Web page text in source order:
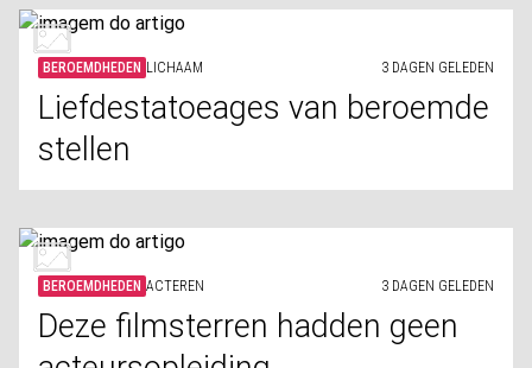
BEROEMDHEDEN LICHAAM 3 DAGEN GELEDEN
Liefdestatoeages van beroemde
stellen
BEROEMDHEDEN ACTEREN 3 DAGEN GELEDEN
Deze filmsterren hadden geen